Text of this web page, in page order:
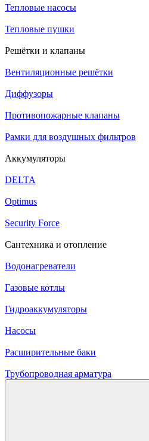
Тепловые насосы
Тепловые пушки
Решётки и клапаны
Вентиляционные решётки
Диффузоры
Противопожарные клапаны
Рамки для воздушных фильтров
Аккумуляторы
DELTA
Optimus
Security Force
Сантехника и отопление
Водонагреватели
Газовые котлы
Гидроаккумуляторы
Насосы
Расширительные баки
Трубопроводная арматура